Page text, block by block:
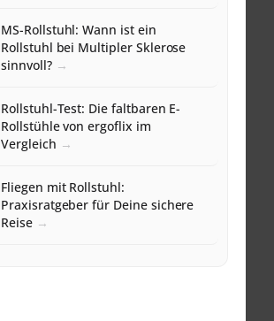
MS-Rollstuhl: Wann ist ein
Rollstuhl bei Multipler Sklerose
sinnvoll?
Rollstuhl-Test: Die faltbaren E-
Rollstühle von ergoflix im
Vergleich
Fliegen mit Rollstuhl:
Praxisratgeber für Deine sichere
Reise